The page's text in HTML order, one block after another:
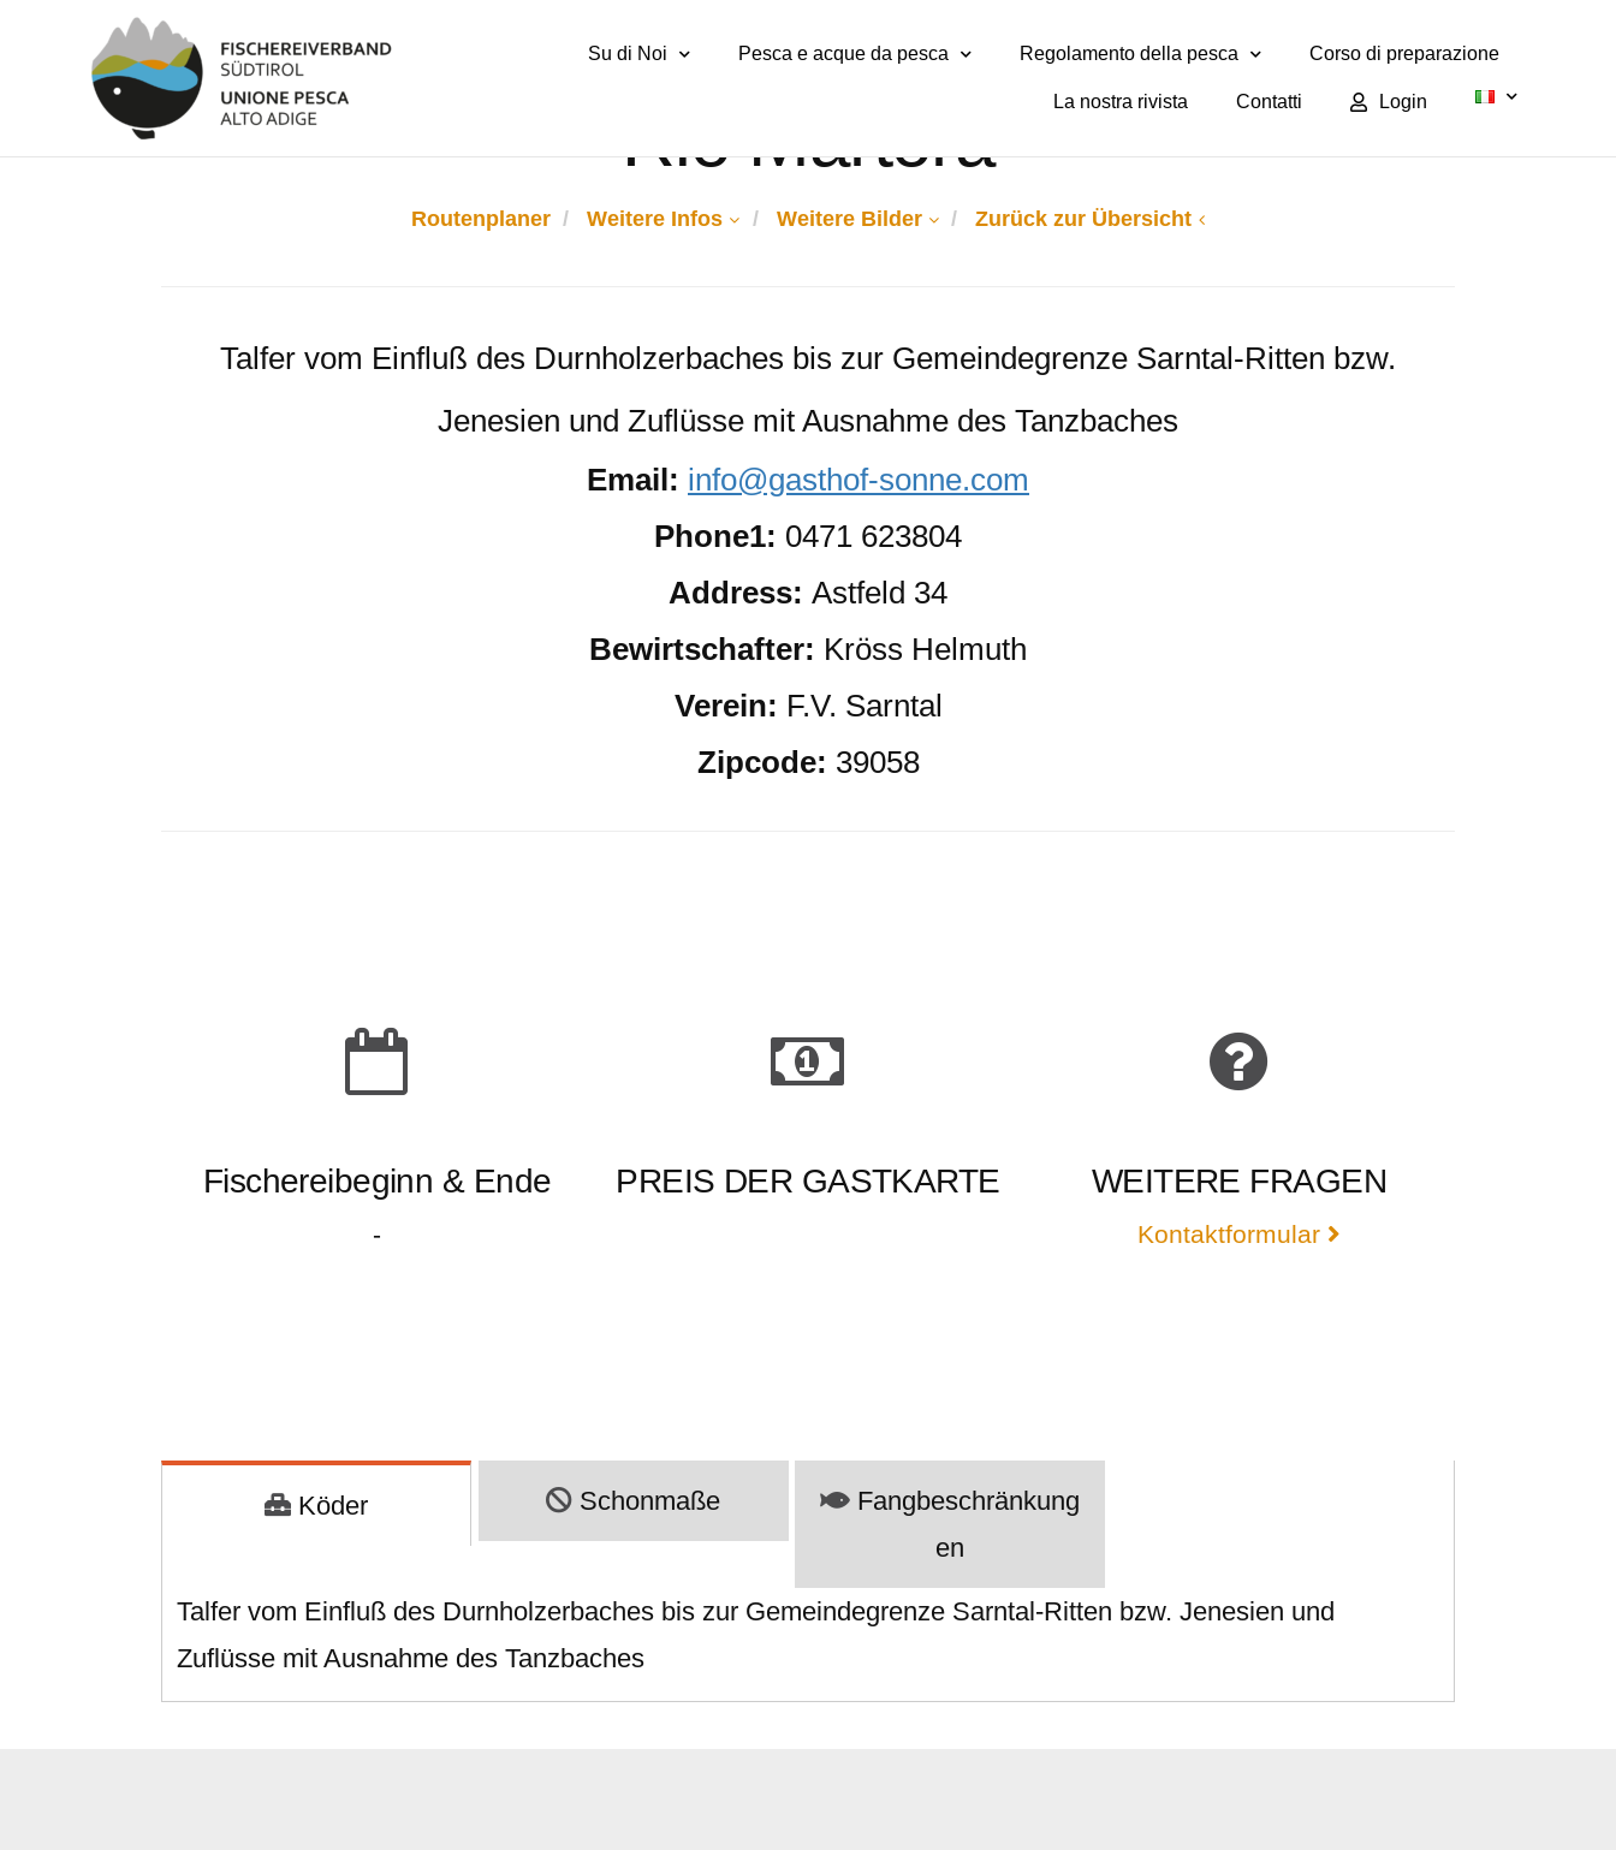
Su di Noi Pesca e acque da pesca Regolamento della pesca Corso di preparazione
La nostra rivista Contatti Login
Rio Martora
Routenplaner Weitere Infos Weitere Bilder Zurück zur Übersicht
Talfer vom Einfluß des Durnholzerbaches bis zur Gemeindegrenze Sarntal-Ritten bzw.
Jenesien und Zuflüsse mit Ausnahme des Tanzbaches
Email: info@gasthof-sonne.com
Phone1: 0471 623804
Address: Astfeld 34
Bewirtschafter: Kröss Helmuth
Verein: F.V. Sarntal
Zipcode: 39058
Fischereibeginn & Ende
-
PREIS DER GASTKARTE WEITERE FRAGEN
Kontaktformular
Köder Schonmaße
Fangbeschränkung
en
Talfer vom Einfluß des Durnholzerbaches bis zur Gemeindegrenze Sarntal-Ritten bzw. Jenesien und
Zuflüsse mit Ausnahme des Tanzbaches